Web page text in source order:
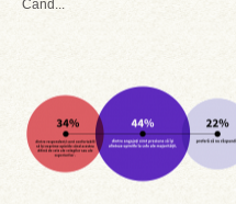
Când...